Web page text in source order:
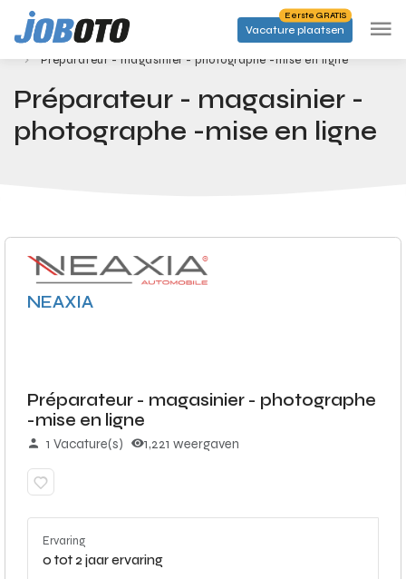
Skip to main content
Vacature plaatsen
Eerste GRATIS
Startpagina
Banen
Préparateur - magasinier - photographe -mise en ligne
Préparateur - magasinier -
photographe -mise en ligne
NEAXIA
Préparateur - magasinier - photographe
-mise en ligne
1 Vacature(s) 1,221 weergaven
Ervaring
0 tot 2 jaar ervaring